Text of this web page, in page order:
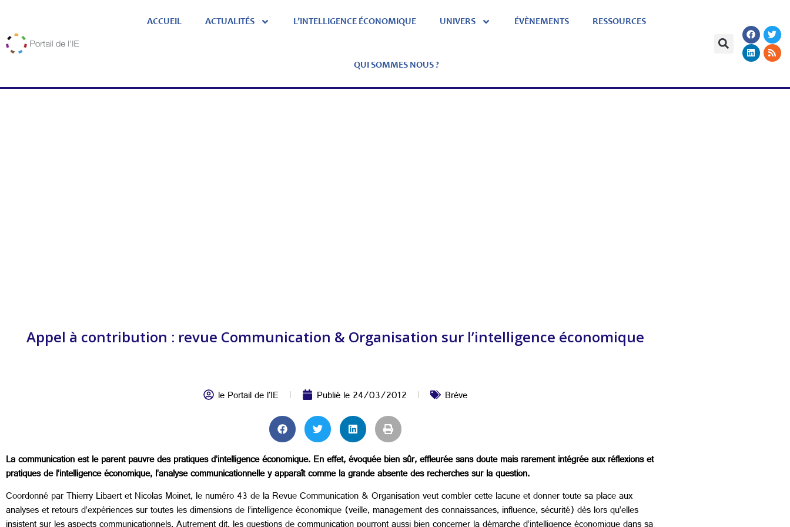
ACCUEIL ACTUALITÉS L’INTELLIGENCE ÉCONOMIQUE UNIVERS ÉVÈNEMENTS RESSOURCES
QUI SOMMES NOUS ?
Appel à contribution : revue Communication & Organisation sur l’intelligence économique
le Portail de l'IE Publié le24/03/2012 Brève
La communication est le parent pauvre des pratiques d’intelligence économique. En effet, évoquée bien sûr, effleurée sans doute mais rarement intégrée aux réflexions et
pratiques de l’intelligence économique, l’analyse communicationnelle y apparaît comme la grande absente des recherches sur la question.
Coordonné par Thierry Libaert et Nicolas Moinet, le numéro 43 de la Revue Communication & Organisation veut combler cette lacune et donner toute sa place aux
analyses et retours d’expériences sur toutes les dimensions de l’intelligence économique (veille, management des connaissances, influence, sécurité) dès lors qu’elles